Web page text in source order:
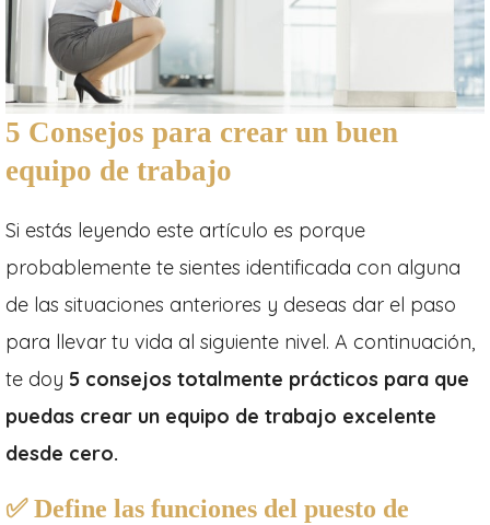
5 Consejos para crear un buen
equipo de trabajo
Si estás leyendo este artículo es porque
probablemente te sientes identificada con alguna
de las situaciones anteriores y deseas dar el paso
para llevar tu vida al siguiente nivel. A continuación,
te doy 5 consejos totalmente prácticos para que
puedas crear un equipo de trabajo excelente
desde cero.
✅Define las funciones del puesto de